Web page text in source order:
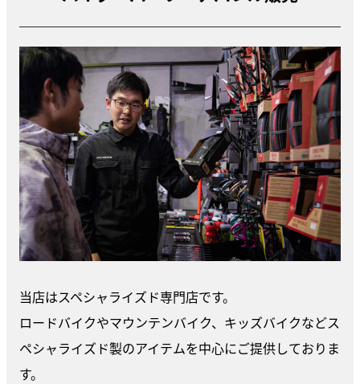
当店はスペシャライズド専門店です。
ロードバイクやマウンテンバイク、キッズバイクなどス
ペシャライズド製のアイテムを中心にご提供しておりま
す。